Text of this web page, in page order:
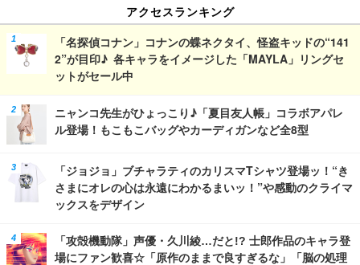
アクセスランキング
「名探偵コナン」コナンの蝶ネクタイ、怪盗キッドの“141
2”が目印♪ 各キャラをイメージした「MAYLA」リングセ
ットがセール中
ニャンコ先生がひょっこり♪「夏目友人帳」コラボアパレ
ル登場！もこもこバッグやカーディガンなど全8型
「ジョジョ」ブチャラティのカリスマTシャツ登場ッ！“き
さまにオレの心は永遠にわかるまいッ！”や感動のクライマ
ックスをデザイン
「攻殻機動隊」声優・久川綾…だと!? 士郎作品のキャラ登
場にファン歓喜☆「原作のままで良すぎるな」「脳の処理